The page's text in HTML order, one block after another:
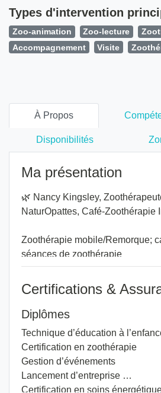
Types d'intervention
Zoo-animation Zoo-lecture
Accompagnement
Visite
À Propos
Disponibilités
Ma présentation
🌿 Nancy Kingsley,
NaturOpattes, Café-Zoothérapie
Zoothérapie mobile/Remorque;
séances de zoothérapie
Mon parcours vers la zoothérapie
travers des épreuves marquantes
Maya, ma fidèle caniche toy, puis
petite Nala, une caniche
d’énergie, qui m’a redonné
Elle a été ma première
Depuis, d’autres compagnons
Certifications &
Diplômes
Technique d’éducation à
Certification en zoothérapie
Gestion d’événements
Lancement d’entreprise
Certification en soins